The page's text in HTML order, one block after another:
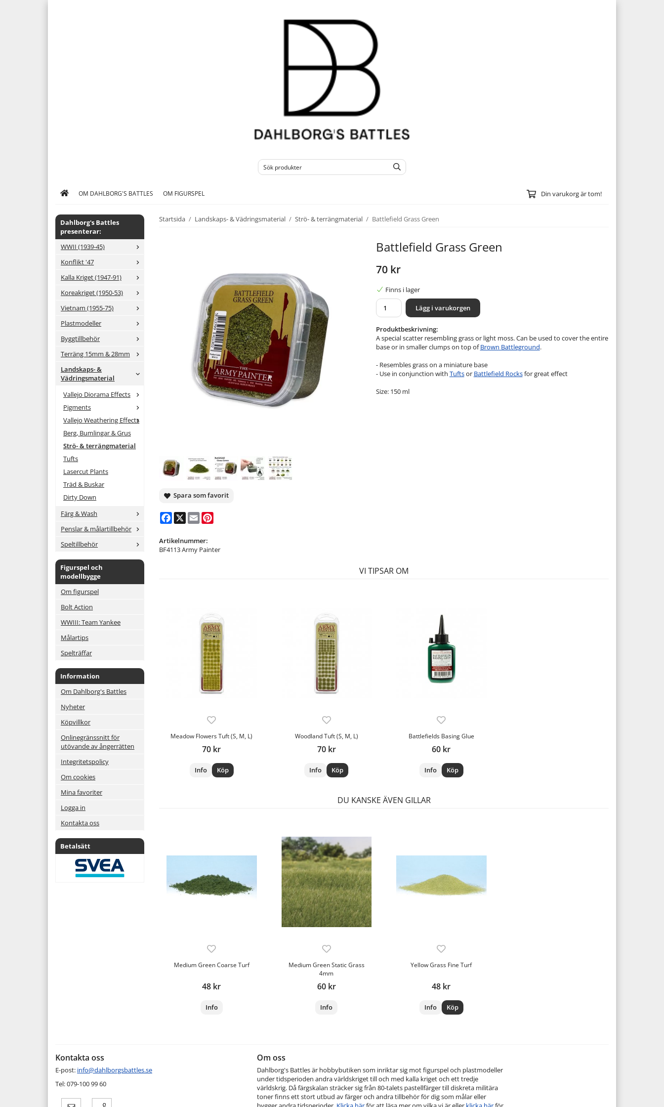
OM DAHLBORG'S BATTLES OM FIGURSPEL Din varukorg är tom!
Dahlborg's Battles
presenterar:
WWII (1939-45)
Konflikt '47
Kalla Kriget (1947-91)
Koreakriget (1950-53)
Vietnam (1955-75)
Plastmodeller
Byggtillbehör
Terräng 15mm & 28mm
Landskaps- &
Vädringsmaterial
Vallejo Diorama Effects
Pigments
Vallejo Weathering Effects
Berg, Bumlingar & Grus
Strö- & terrängmaterial
Tufts
Lasercut Plants
Träd & Buskar
Dirty Down
Färg & Wash
Penslar & målartillbehör
Speltillbehör
Figurspel och
modellbygge
Om figurspel
Bolt Action
WWIII: Team Yankee
Målartips
Spelträffar
Information
Om Dahlborg's Battles
Nyheter
Köpvillkor
Onlinegränssnitt för
utövande av ångerrätten
Integritetspolicy
Om cookies
Mina favoriter
Logga in
Kontakta oss
Betalsätt
Startsida / Landskaps- & Vädringsmaterial / Strö- & terrängmaterial / Battlefield Grass Green
Battlefield Grass Green
70 kr
Finns i lager
Lägg i varukorgen
Produktbeskrivning:
A special scatter resembling grass or light moss. Can be used to cover the entire
base or in smaller clumps on top ofBrown Battleground.
- Resembles grass on a miniature base
- Use in conjunction with Tuftsor Battlefield Rocksfor great effect
Size: 150 ml
Spara som favorit
Facebook
X Email
Artikelnummer:
BF4113 Army Painter
VI TIPSAR OM
Meadow Flowers Tuft (S, M, L)
70 kr
Info Köp
Woodland Tuft (S, M, L)
70 kr
Info Köp
Battlefields Basing Glue
60 kr
Info Köp
DU KANSKE ÄVEN GILLAR
Medium Green Coarse Turf
48 kr
Info
Medium Green Static Grass
4mm
60 kr
Info
Yellow Grass Fine Turf
48 kr
Info Köp
Kontakta oss
E-post: info@dahlborgsbattles.se
Tel: 079-100 99 60
Om oss
Dahlborg's Battles är hobbybutiken som inriktar sig mot figurspel och plastmodeller
under tidsperioden andra världskriget till och med kalla kriget och ett tredje
världskrig. Då färgskalan sträcker sig från 80-talets pastellfärger till diskreta militära
toner finns ett stort utbud av färger och andra tillbehör för dig som målar eller